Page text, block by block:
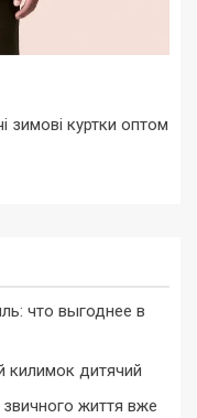
зимові куртки оптом
что выгоднее в
килимок дитячий
життя вже